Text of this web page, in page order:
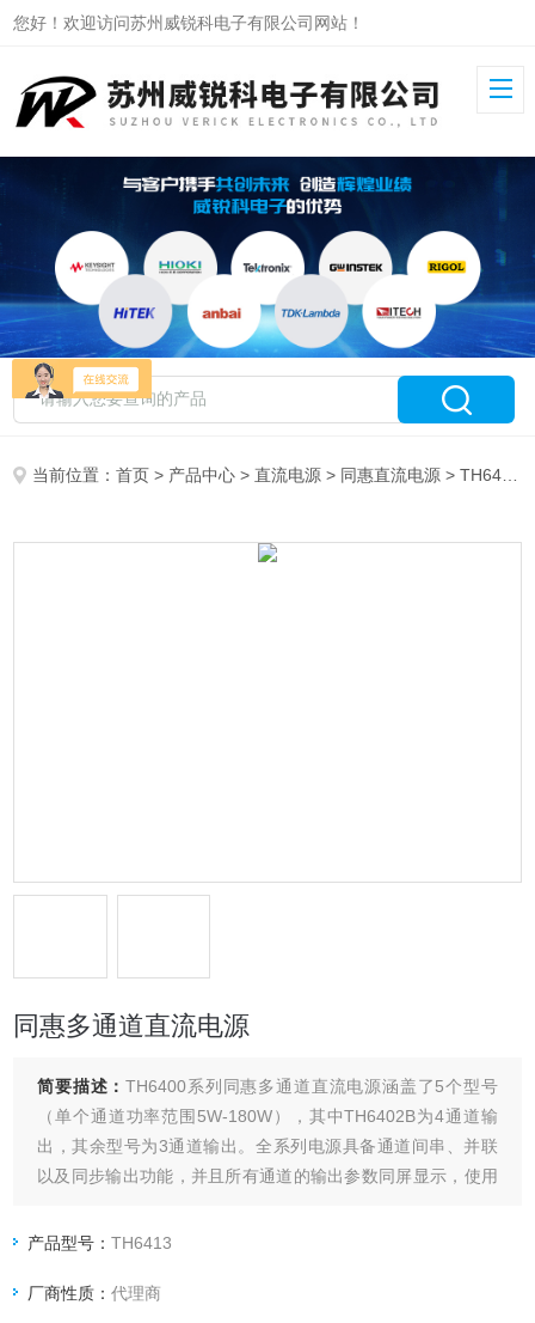
您好！欢迎访问苏州威锐科电子有限公司网站！
当前位置：首页 > 产品中心 >直流电源 > 同惠直流电源 > TH6413同惠多通道直流电源
同惠多通道直流电源
简要描述：TH6400系列同惠多通道直流电源涵盖了5个型号
（单个通道功率范围5W-180W），其中TH6402B为4通道输
出，其余型号为3通道输出。全系列电源具备通道间串、并联
以及同步输出功能，并且所有通道的输出参数同屏显示，使用
产品型号：TH6413
厂商性质：代理商